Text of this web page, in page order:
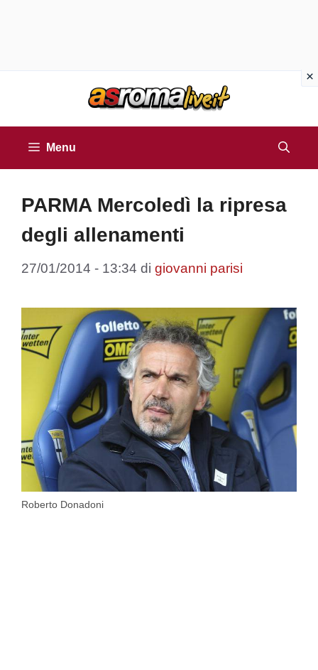
Menu
PARMA Mercoledì la ripresa
degli allenamenti
27/01/2014 - 13:34 di giovanni parisi
Roberto Donadoni